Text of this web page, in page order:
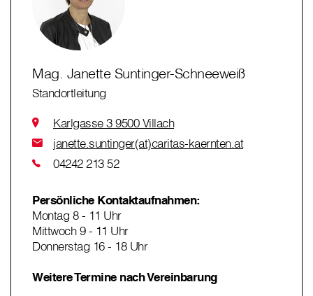
Mag. Janette Suntinger-Schneeweiß
Standortleitung
Karlgasse 3 9500 Villach
janette.suntinger(at)caritas-kaernten.at
04242 213 52
Persönliche Kontaktaufnahmen:
Montag 8 - 11 Uhr
Mittwoch 9 - 11 Uhr
Donnerstag 16 - 18 Uhr
Weitere Termine nach Vereinbarung